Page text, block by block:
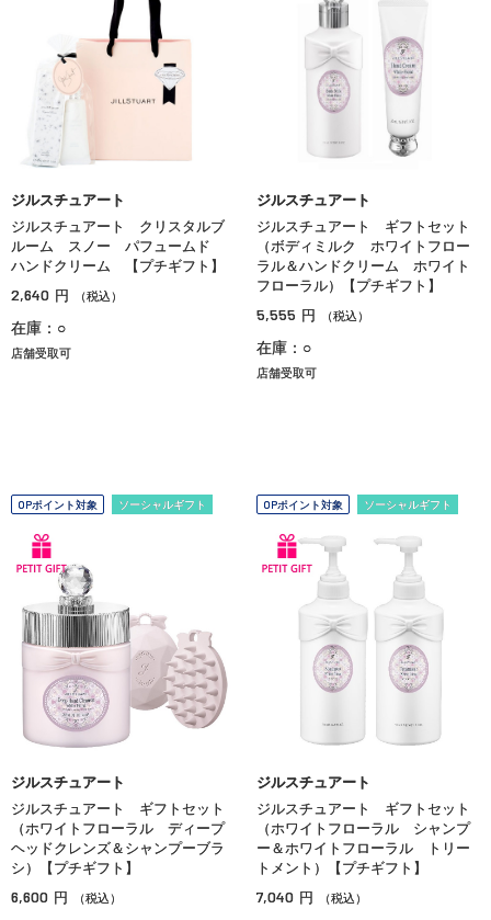
ジルスチュアート
ジルスチュアート クリスタルブ
ルーム スノー パフュームド
ハンドクリーム 【プチギフト】
2,640 円 （税込）
在庫：○
店舗受取可
ジルスチュアート
ジルスチュアート ギフトセット
（ボディミルク ホワイトフロー
ラル＆ハンドクリーム ホワイト
フローラル）【プチギフト】
5,555 円 （税込）
在庫：○
店舗受取可
OPポイント対象 ソーシャルギフト
ジルスチュアート
ジルスチュアート ギフトセット
（ホワイトフローラル ディープ
ヘッドクレンズ＆シャンプーブラ
シ）【プチギフト】
6,600 円 （税込）
OPポイント対象 ソーシャルギフト
ジルスチュアート
ジルスチュアート ギフトセット
（ホワイトフローラル シャンプ
ー＆ホワイトフローラル トリー
トメント）【プチギフト】
7,040 円 （税込）